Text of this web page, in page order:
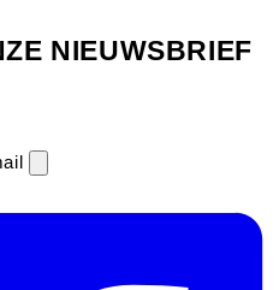
NIEUWSBRIEF